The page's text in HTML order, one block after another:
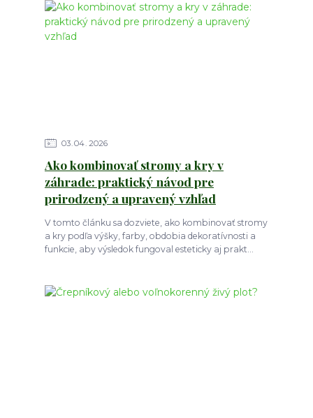
03 04 2026
Ako kombinovať stromy a kry v
záhrade: praktický návod pre
prirodzený a upravený vzhľad
V tomto článku sa dozviete, ako kombinovať stromy
a kry podľa výšky, farby, obdobia dekoratívnosti a
funkcie, aby výsledok fungoval esteticky aj prakt...